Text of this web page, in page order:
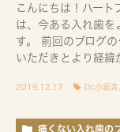
こんにちは！ハート
は、今ある入れ歯を
す。 前回のブログ
いただきとより経
2019.12.17 Dr.小坂井
痛くない入れ歯の